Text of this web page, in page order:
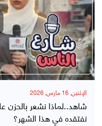
الإثنين, 16 مارس, 2026
شاهد..لماذا نشعر
نفتقده في هذا الشهر؟